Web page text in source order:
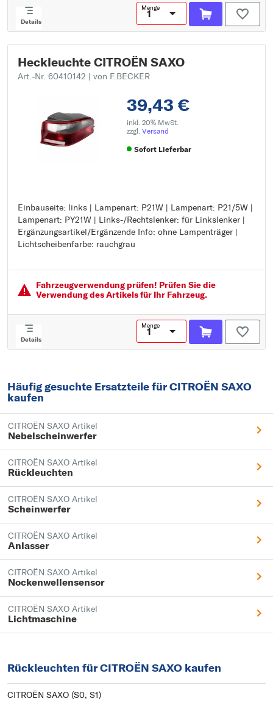
Details
Menge
Heckleuchte CITROËN SAXO
Art.-Nr. 60410142 | von F.BECKER
39,43 €
inkl. 20% MwSt.
zzgl. Versand
Sofort Lieferbar
Einbauseite: links | Lampenart: P21W | Lampenart: P21/5W |
Lampenart: PY21W | Links-/Rechtslenker: für Linkslenker |
Ergänzungsartikel/Ergänzende Info: ohne Lampenträger |
Lichtscheibenfarbe: rauchgrau
Einbauseite: links
Lampenart: P21W
Lampenart: P21/5W
Lampenart: PY21W
Ergänzungsartikel/Ergänzende Info: ohne Lampenträger
Lichtscheibenfarbe: rauchgrau
Fahrzeugver­wendung prüfen! Prüfen Sie die
Verwendung des Artikels für Ihr Fahrzeug.
Details
Menge
Häufig gesuchte Ersatzteile für CITROËN SAXO
kaufen
CITROËN SAXO Artikel
Nebelscheinwerfer
CITROËN SAXO Artikel
Rückleuchten
CITROËN SAXO Artikel
Scheinwerfer
CITROËN SAXO Artikel
Anlasser
CITROËN SAXO Artikel
Nockenwellensensor
CITROËN SAXO Artikel
Lichtmaschine
Rückleuchten für CITROËN SAXO kaufen
CITROËN SAXO (S0, S1)